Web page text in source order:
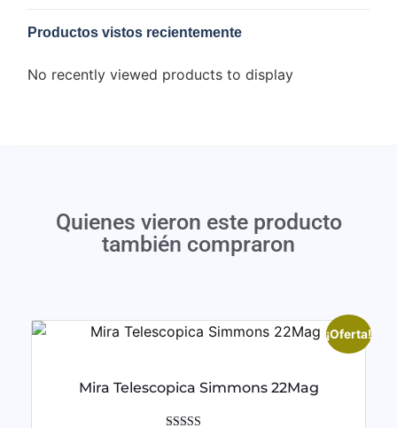
Productos vistos recientemente
No recently viewed products to display
Quienes vieron este producto
también compraron
¡Oferta!
Mira Telescopica Simmons 22Mag